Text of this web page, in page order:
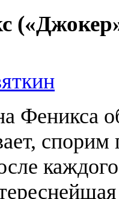
Феникса